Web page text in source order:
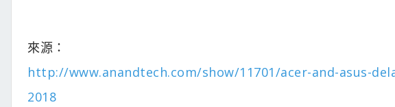
來源：
http://www.anandtech.com/show/11701/acer-and-asus-
2018